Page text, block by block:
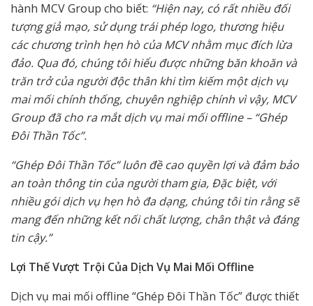
hành MCV Group cho biết: “Hiện nay, có rất nhiều đối
tượng giả mạo, sử dụng trái phép logo, thương hiệu
các chương trình hẹn hò của MCV nhằm mục đích lừa
đảo. Qua đó, chúng tôi hiểu được những băn khoăn và
trăn trở của người độc thân khi tìm kiếm một dịch vụ
mai mối chính thống, chuyên nghiệp chính vì vậy, MCV
Group đã cho ra mắt dịch vụ mai mối offline – “Ghép
Đôi Thần Tốc”.
“Ghép Đôi Thần Tốc” luôn đề cao quyền lợi và đảm bảo
an toàn thông tin của người tham gia, Đặc biệt, với
nhiều gói dịch vụ hẹn hò đa dạng, chúng tôi tin rằng sẽ
mang đến những kết nối chất lượng, chân thật và đáng
tin cậy.”
Lợi Thế Vượt Trội Của Dịch Vụ Mai Mối Offline
Dịch vụ mai mối offline “Ghép Đôi Thần Tốc” được thiết